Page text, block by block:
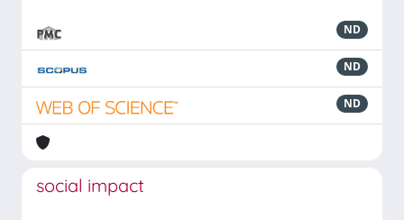
ND
ND
ND
social impact